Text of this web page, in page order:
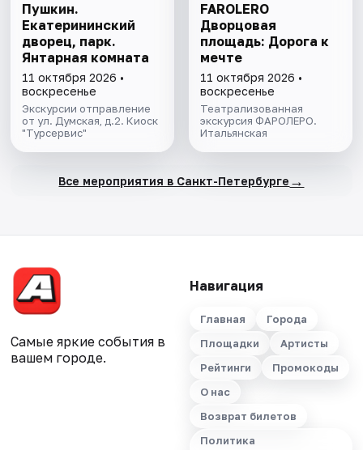
Пушкин.
Екатерининский
дворец, парк.
Янтарная комната
11 октября 2026 •
воскресенье
Экскурсии отправление
от ул. Думская, д.2. Киоск
"Турсервис"
FAROLERO
Дворцовая
площадь: Дорога к
мечте
11 октября 2026 •
воскресенье
Театрализованная
экскурсия ФАРОЛЕРО.
Итальянская
Все мероприятия в Санкт-Петербурге →
Самые яркие события в
вашем городе.
Навигация
Главная
Города
Площадки
Артисты
Рейтинги
Промокоды
О нас
Возврат билетов
Политика